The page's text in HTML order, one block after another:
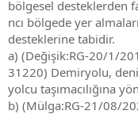
bölgesel desteklerden
ncı bölgede yer
desteklerine tabidir.
a) (Değişik:RG-20/1/
31220) Demiryolu,
yolcu taşımacılığına
b) (Mülga:RG-21/08/